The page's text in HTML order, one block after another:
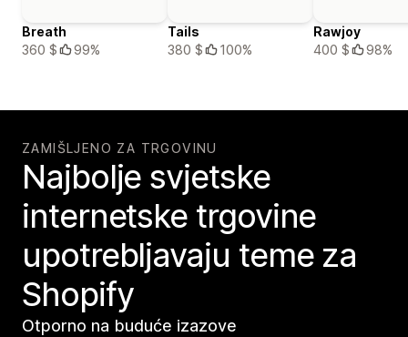
Breath
360 $
99%
Tails
380 $
100%
Rawjoy
400 $
98%
ZAMIŠLJENO ZA TRGOVINU
Najbolje svjetske
internetske trgovine
upotrebljavaju teme za
Shopify
Otporno na buduće izazove